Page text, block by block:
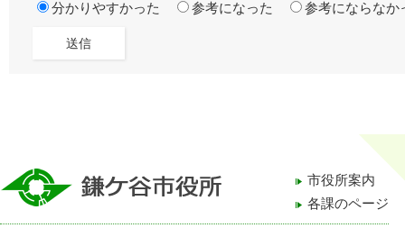
分かりやすかった
参考になった 参考にならなか
市役所案内
各課のページ